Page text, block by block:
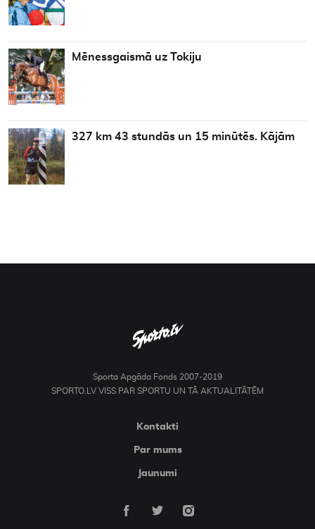
Mēnessgaismā uz Tokiju
327 km 43 stundās un 15 minūtēs. Kājām
Sporta Apgāda Fonds 2007-2019
SPORTO.LV VISS PAR SPORTU UN TĀ AKTUALITĀTĒM
Kontakti
Par mums
Jaunumi